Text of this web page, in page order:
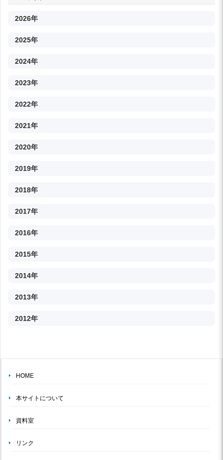
2026年
2025年
2024年
2023年
2022年
2021年
2020年
2019年
2018年
2017年
2016年
2015年
2014年
2013年
2012年
HOME
本サイトについて
資料室
リンク